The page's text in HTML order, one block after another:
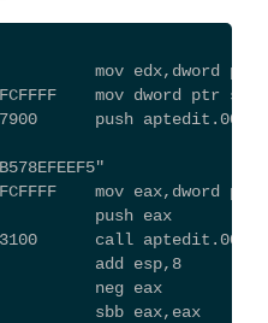
mov edx,dword
mov dword ptr
push
mov eax,dword
push eax
call
add esp,8
neg eax
sbb eax,eax